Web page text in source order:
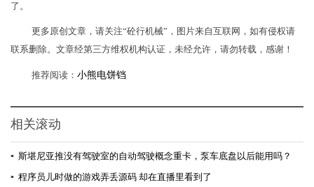
了。
更多原创文章，请关注“砼行机械”，图片来自互联网，如有侵权请
联系删除。文章经第三方维权机构认证，未经允许，请勿转载，感谢！
推荐阅读： 小熊电饼铛
相关滚动
▪ 斯堪尼亚推没有驾驶室的自动驾驶概念重卡，泵车底盘以后能用吗？
▪ 程序员儿时做的游戏弄丢源码 却在直播里看到了